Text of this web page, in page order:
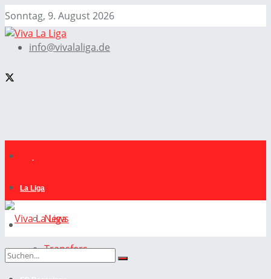
Sonntag, 9. August 2026
info@vivalaliga.de
La Liga
News
Transfers
La Liga